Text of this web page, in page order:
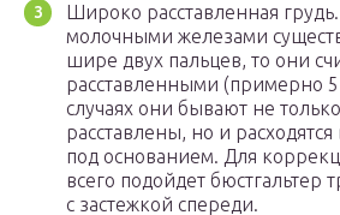
Широко расставленная
молочными железами
шире двух пальцев, то они
расставленными (примерно
случаях они бывают не
расставлены, но и
под основанием. Для
всего подойдет бюстгальтер
с застежкой спереди.